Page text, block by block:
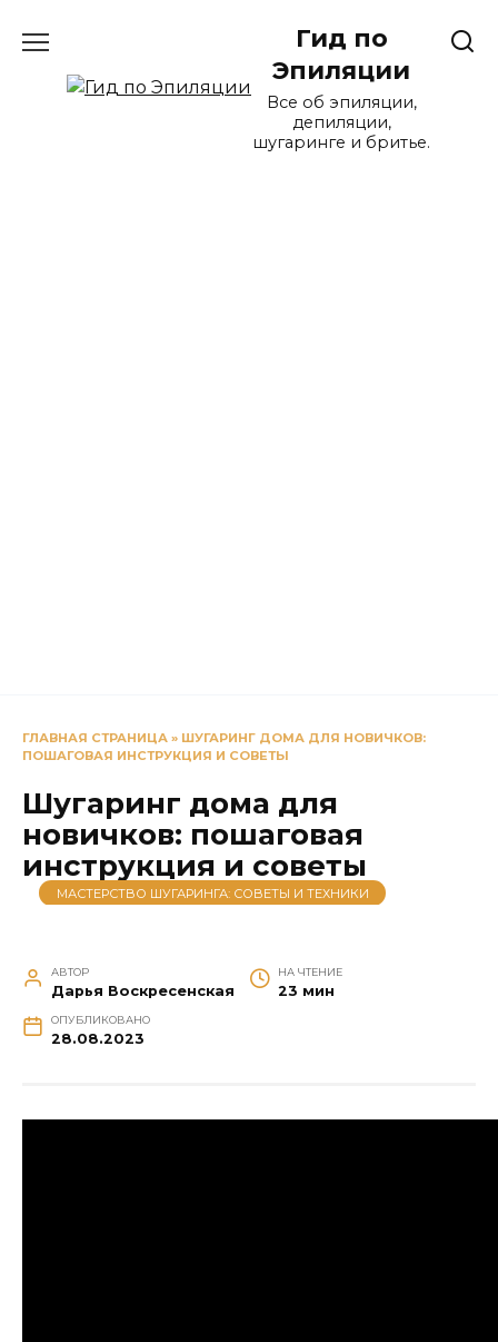
Гид по
Эпиляции
Все об эпиляции,
депиляции,
шугаринге и бритье.
ГЛАВНАЯ СТРАНИЦА » ШУГАРИНГ ДОМА ДЛЯ НОВИЧКОВ:
ПОШАГОВАЯ ИНСТРУКЦИЯ И СОВЕТЫ
Шугаринг дома для
новичков: пошаговая
инструкция и советы
МАСТЕРСТВО ШУГАРИНГА: СОВЕТЫ И ТЕХНИКИ
АВТОР
Дарья Воскресенская
НА ЧТЕНИЕ
23 мин
ОПУБЛИКОВАНО
28.08.2023